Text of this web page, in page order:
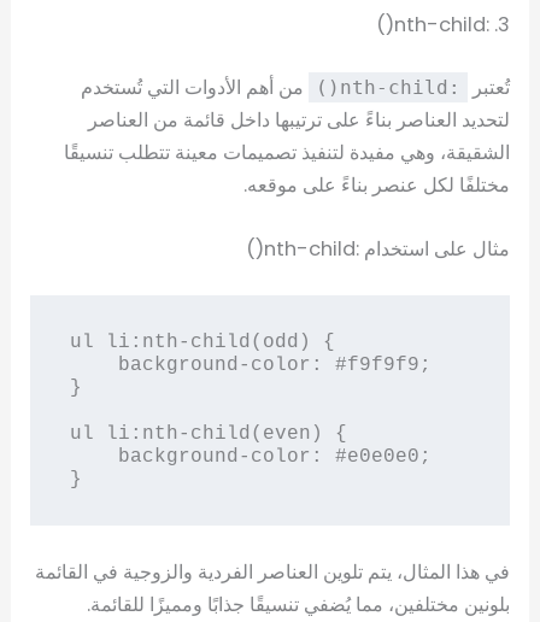
3. :nth-child()
تُعتبر :nth-child()
من أهم الأدوات التي تُستخدم
لتحديد العناصر بناءً على ترتيبها داخل قائمة من العناصر
الشقيقة، وهي مفيدة لتنفيذ تصميمات معينة تتطلب تنسيقًا
مختلفًا لكل عنصر بناءً على موقعه.
مثال على استخدام :nth-child()
ul li:nth-child(odd) {
}
ul li:nth-child(even) {
}
في هذا المثال، يتم تلوين العناصر الفردية والزوجية في القائمة
بلونين مختلفين، مما يُضفي تنسيقًا جذابًا ومميزًا للقائمة.